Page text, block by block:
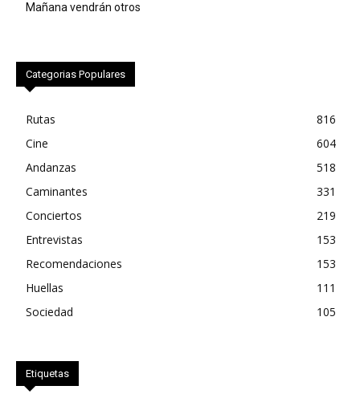
Mañana vendrán otros
Categorias Populares
Rutas
816
Cine
604
Andanzas
518
Caminantes
331
Conciertos
219
Entrevistas
153
Recomendaciones
153
Huellas
111
Sociedad
105
Etiquetas